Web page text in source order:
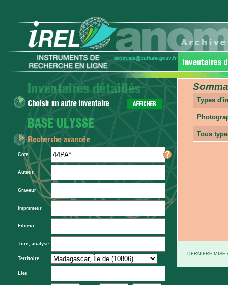
Cote
Auteur
Graveur
Imprimeur
Editeur
Titre, analyse
Territoire
Lieu
Types
Tous
DERNIÈRE MISE